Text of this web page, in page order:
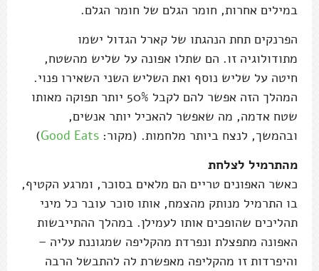
במילים אחרות, חומר הגלם של חומר הגלם.
הפרנקים תחת הנהגתו של קארל הגדול ישמו
מתודולוגיה זו. הם שתלו אפונה על שליש מהשטח,
חיטה על שליש נוסף ואת השליש השני השאירו פנוי.
המהלך הזה אפשר להם לקבל 50% יותר תפוקה מאותו
שטח אדמה, מה שאפשר להאכיל יותר אנשים,
ובהמשך, לנצח ביותר מלחמות. (מקור: Good Eats
)
מהתרמיל לצלחת
כאשר האפונים טריים הם מלאים בסוכר, ומרגע הקטיף,
בו התרמיל מנותק מהצמח, אותו סוכר עובר כל מיני
תהליכים שהופכים אותו לעמילן. במהלך ההתייבשות
האפונה מתפצלת ונפרדת מהקליפה שמגוננת עליה –
והיפרדות זו מהקליפה מאפשרת לה להתבשל הרבה